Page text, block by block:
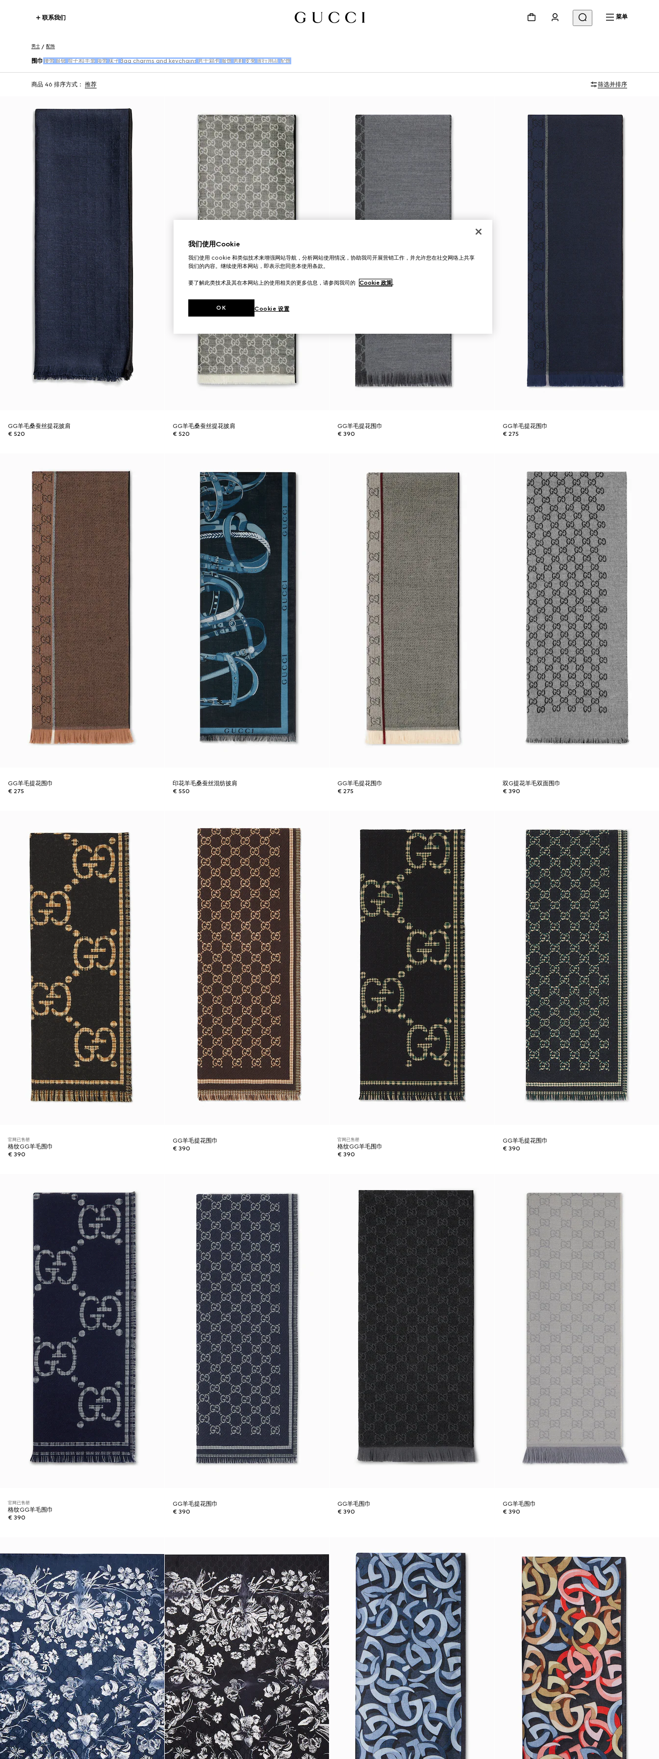
联系我们 菜单
男士 配饰
围巾 腰带 眼镜 帽子和手套 领带 袜子 Bag charms and keychains 男士箱包 服饰 男鞋 皮夹 旅行用品 配饰
商品 46 排序方式： 推荐 筛选并排序
GG羊毛桑蚕丝提花披肩
€ 520
GG羊毛桑蚕丝提花披肩
€ 520
GG羊毛提花围巾
€ 390
GG羊毛提花围巾
€ 275
GG羊毛提花围巾
€ 275
印花羊毛桑蚕丝混纺披肩
€ 550
GG羊毛提花围巾
€ 275
双G提花羊毛双面围巾
€ 390
官网已售罄
格纹GG羊毛围巾
€ 390
GG羊毛提花围巾
€ 390
官网已售罄
格纹GG羊毛围巾
€ 390
GG羊毛提花围巾
€ 390
官网已售罄
格纹GG羊毛围巾
€ 390
GG羊毛提花围巾
€ 390
GG羊毛围巾
€ 390
GG羊毛围巾
€ 390
我们使用Cookie
我们使用 cookie 和类似技术来增强网站导航，分析网站使用情况，协助我司开展营销工作，并允许您在社交网络上共享
我们的内容。继续使用本网站，即表示您同意本使用条款。
要了解此类技术及其在本网站上的使用相关的更多信息，请参阅我司的 Cookie 政策。
Cookie 设置
OK